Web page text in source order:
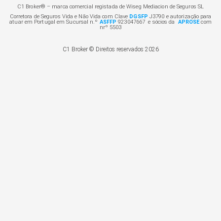
C1 Broker® – marca comercial registada de Wiseg Mediacion de Seguros SL
Corretora de Seguros Vida e Não Vida com Clave DGSFP J3790 e autorização para
atuar em Portugal em Sucursal n.º ASFFP 923047667 e sócios da APROSE com
nrº 5503
C1 Broker © Direitos reservados 2026